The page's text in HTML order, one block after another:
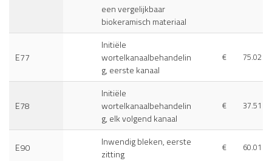
een vergelijkbaar
biokeramisch materiaal
E77
Initiële
wortelkanaalbehandelin
g, eerste kanaal
€ 75.02
E78
Initiële
wortelkanaalbehandelin
g, elk volgend kanaal
€ 37.51
E90
Inwendig bleken, eerste
zitting
€ 60.01